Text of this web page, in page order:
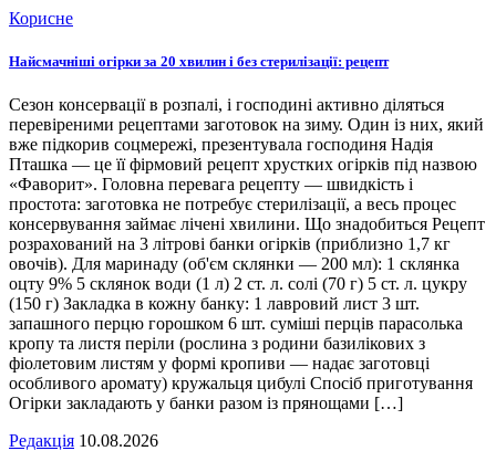
Корисне
Найсмачніші огірки за 20 хвилин і без стерилізації: рецепт
Сезон консервації в розпалі, і господині активно діляться
перевіреними рецептами заготовок на зиму. Один із них, який
вже підкорив соцмережі, презентувала господиня Надія
Пташка — це її фірмовий рецепт хрустких огірків під назвою
«Фаворит». Головна перевага рецепту — швидкість і
простота: заготовка не потребує стерилізації, а весь процес
консервування займає лічені хвилини. Що знадобиться Рецепт
розрахований на 3 літрові банки огірків (приблизно 1,7 кг
овочів). Для маринаду (об'єм склянки — 200 мл): 1 склянка
оцту 9% 5 склянок води (1 л) 2 ст. л. солі (70 г) 5 ст. л. цукру
(150 г) Закладка в кожну банку: 1 лавровий лист 3 шт.
запашного перцю горошком 6 шт. суміші перців парасолька
кропу та листя періли (рослина з родини базилікових з
фіолетовим листям у формі кропиви — надає заготовці
особливого аромату) кружальця цибулі Спосіб приготування
Огірки закладають у банки разом із прянощами […]
Редакція 10.08.2026